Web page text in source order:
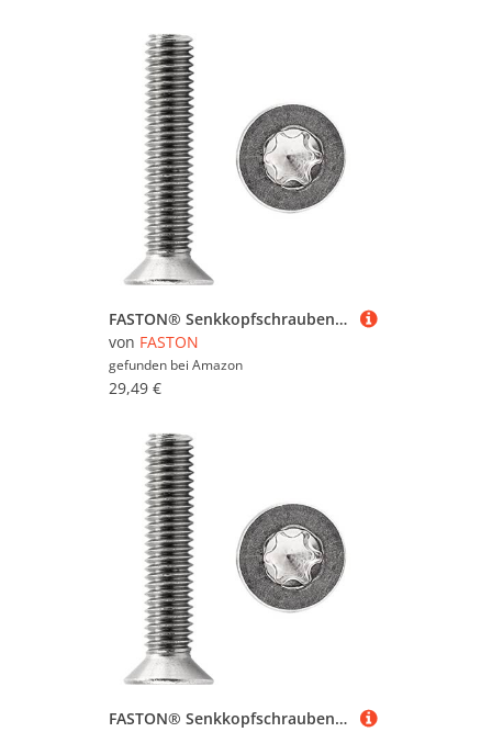
FASTON® Senkkopfschrauben M2x12 mit Innensechsrund"TX" DIN 965 Edelstahl A2 V2A (200 Stück) Kreuzschlitzschraube Senkkopf Schrauben Gewindeschrauben Vollgewinde (ISO 7046)
von FASTON
gefunden bei Amazon
29,49 €
FASTON® Senkkopfschrauben M4x35 mit Innensechsrund"TX" - T20 DIN 965 Edelstahl A2 V2A (30 Stück) Kreuzschlitzschraube Senkkopf Schrauben Gewindeschrauben Vollgewinde (ISO 7046)